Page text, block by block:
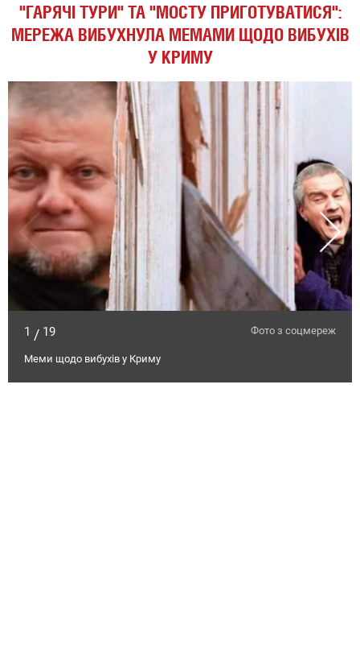
"ГАРЯЧІ ТУРИ" ТА "МОСТУ ПРИГОТУВАТИСЯ":
МЕРЕЖА ВИБУХНУЛА МЕМАМИ ЩОДО ВИБУХІВ
У КРИМУ
1 / 19 Фото з соцмереж
Меми щодо вибухів у Криму